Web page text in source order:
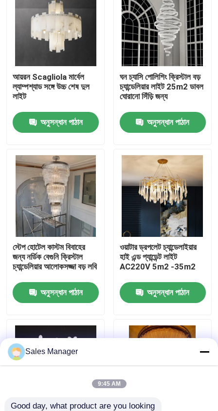
বাড়ি
পণ্য
আমাদের সম্বন্ধে
কারখানা পরিদর্শন
গুণমান নিয়ন্ত্রণ
আমাদের সাথে যোগাযোগ
দুল চ্যান্ডেলাইয়ার লাইট
কাস্টম দুল লাইট
আয়রন Scagliola মার্বেল
ল্যাম্পশ্যাড সঙ্গে উচ্চ শেষ দুল
লাইট
অনুসন্ধান পাঠান
ঘন চ্যাসি পোলিশিং ক্রিস্টাল বড়
চ্যান্ডেলিয়ার লাইট 25m2 ডাবল
ঘোরানো সিঁড়ি জন্য
অনুসন্ধান পাঠান
স্টেপ হোটেল কাস্টম বিবাহের
জন্য নর্ডিক বেগুনি ক্রিস্টাল
চ্যান্ডেলিয়ার আলোকসজ্জা বড় লবি
অনুসন্ধান পাঠান
ওয়াটার ড্রপলেট চ্যান্ডেলাইয়ার
হাই এন্ড প্যান্ডেন্ট লাইট
AC220V 5m2 -35m2
অনুসন্ধান পাঠান
Sales Manager
9:45 AM
Good day, what product are you looking